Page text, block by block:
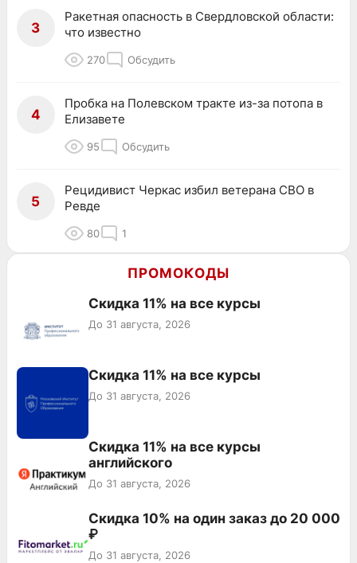
3
Ракетная опасность в Свердловской области:
что известно
270 Обсудить
4
Пробка на Полевском тракте из-за потопа в
Елизавете
95 Обсудить
5
Рецидивист Черкас избил ветерана СВО в
Ревде
80 1
ПРОМОКОДЫ
Скидка 11% на все курсы
До 31 августа, 2026
Скидка 11% на все курсы
До 31 августа, 2026
Скидка 11% на все курсы
английского
До 31 августа, 2026
Скидка 10% на один заказ до 20 000
₽
До 31 августа, 2026